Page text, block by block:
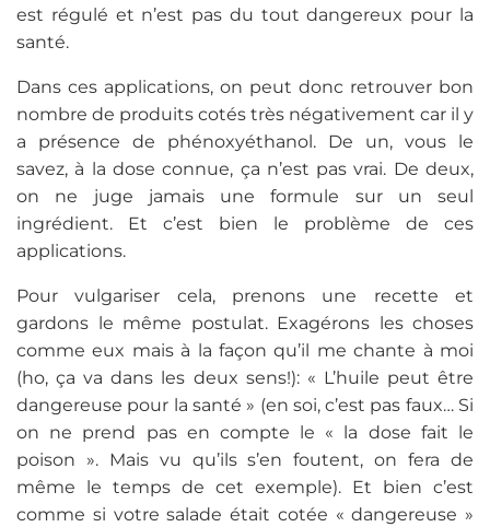
est régulé et n’est pas du tout dangereux pour la
santé.
Dans ces applications, on peut donc retrouver bon
nombre de produits cotés très négativement car il y
a présence de phénoxyéthanol. De un, vous le
savez, à la dose connue, ça n’est pas vrai. De deux,
on ne juge jamais une formule sur un seul
ingrédient. Et c’est bien le problème de ces
applications.
Pour vulgariser cela, prenons une recette et
gardons le même postulat. Exagérons les choses
comme eux mais à la façon qu’il me chante à moi
(ho, ça va dans les deux sens!): « L’huile peut être
dangereuse pour la santé » (en soi, c’est pas faux… Si
on ne prend pas en compte le « la dose fait le
poison ». Mais vu qu’ils s’en foutent, on fera de
même le temps de cet exemple). Et bien c’est
comme si votre salade était cotée « dangereuse »